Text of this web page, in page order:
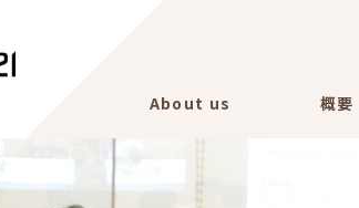
About us 概要